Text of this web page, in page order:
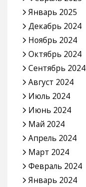
Январь 2025
Декабрь 2024
Ноябрь 2024
Октябрь 2024
Сентябрь 2024
Август 2024
Июль 2024
Июнь 2024
Май 2024
Апрель 2024
Март 2024
Февраль 2024
Январь 2024